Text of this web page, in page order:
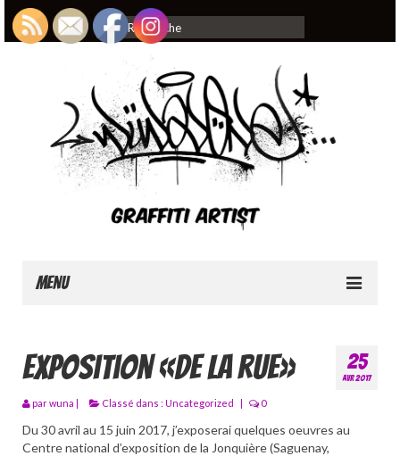
Rechercher
:
Menu
About
Portfolio
Walls
25
AVR 2017
Exposition «De la rue»
parwuna | Classé dans : Uncategorized | 0
Du 30 avril au 15 juin 2017, j’exposerai quelques oeuvres au
Centre national d’exposition de la Jonquière (Saguenay,